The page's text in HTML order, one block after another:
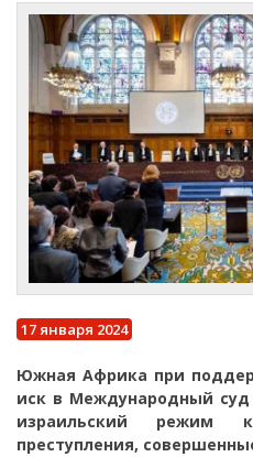
17 января 2024
Южная Африка при
иск в Международный
израильский режим
преступления,